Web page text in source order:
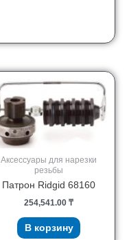
Аксессуары для нарезки
резьбы
Патрон Ridgid 68160
254,541.00 ₸
В корзину